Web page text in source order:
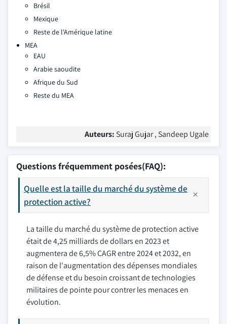
Brésil
Mexique
Reste de l'Amérique latine
MEA
EAU
Arabie saoudite
Afrique du Sud
Reste du MEA
Auteurs: Suraj Gujar , Sandeep Ugale
Questions fréquemment posées(FAQ):
Quelle est la taille du marché du système de
protection active?
La taille du marché du système de protection active
était de 4,25 milliards de dollars en 2023 et
augmentera de 6,5% CAGR entre 2024 et 2032, en
raison de l'augmentation des dépenses mondiales
de défense et du besoin croissant de technologies
militaires de pointe pour contrer les menaces en
évolution.